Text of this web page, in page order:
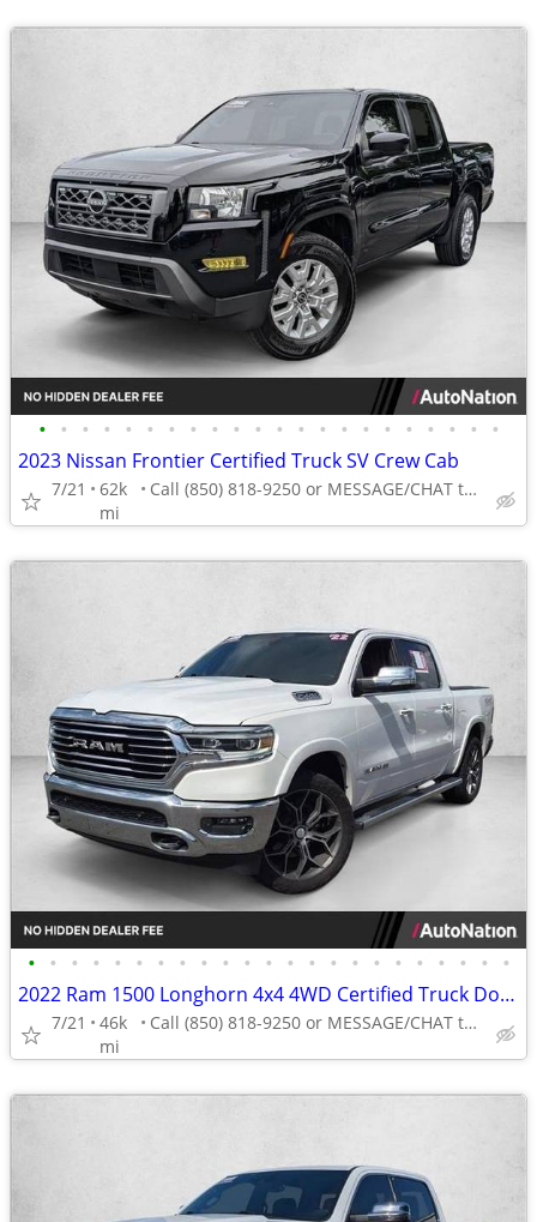
• • • • • • • • • • • • • • • • • • • • • •
2023 Nissan Frontier Certified Truck SV Crew Cab
7/21
62k
mi
Call (850) 818-9250 or MESSAGE/CHAT to confirm availability
• • • • • • • • • • • • • • • • • • • • • • •
2022 Ram 1500 Longhorn 4x4 4WD Certified Truck Dodge Crew cab AUTONATION
7/21
46k
mi
Call (850) 818-9250 or MESSAGE/CHAT to confirm availability